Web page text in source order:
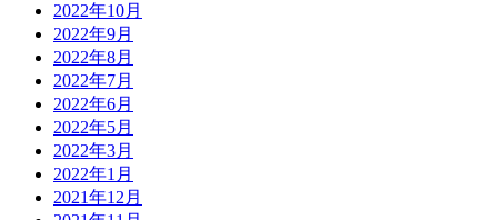
2022年10月
2022年9月
2022年8月
2022年7月
2022年6月
2022年5月
2022年3月
2022年1月
2021年12月